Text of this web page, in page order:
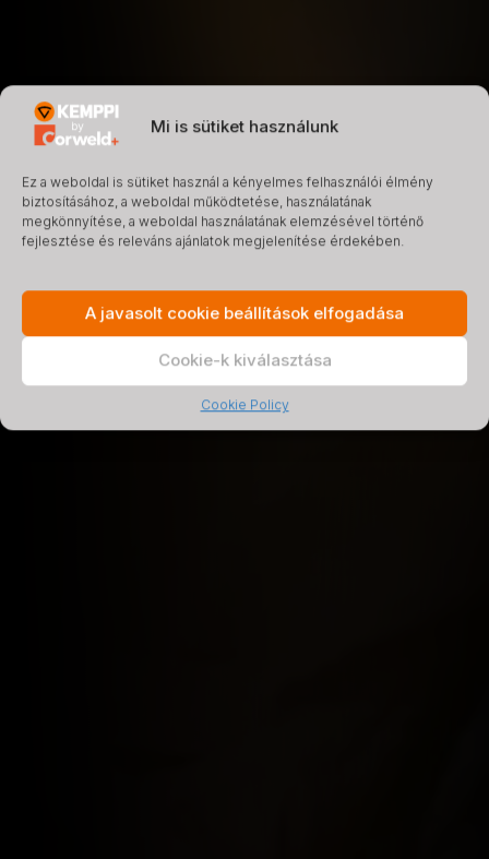
Mi is sütiket használunk
Ez a weboldal is sütiket használ a kényelmes felhasználói élmény
biztosításához, a weboldal működtetése, használatának
megkönnyítése, a weboldal használatának elemzésével történő
fejlesztése és releváns ajánlatok megjelenítése érdekében.
A javasolt cookie beállítások elfogadása
Cookie-k kiválasztása
Cookie Policy